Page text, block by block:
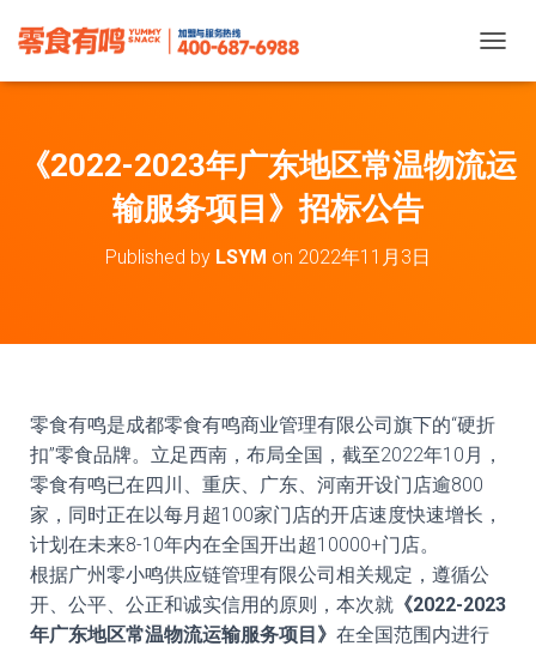
O
L
E
《2022-2023年广东地区常温物流运
输服务项目》招标公告
Published by LSYM on 2022年11月3日
零食有鸣是成都零食有鸣商业管理有限公司旗下的“硬折
扣”零食品牌。立足西南，布局全国，截至2022年10月，
零食有鸣已在四川、重庆、广东、河南开设门店逾800
家，同时正在以每月超100家门店的开店速度快速增长，
计划在未来8-10年内在全国开出超10000+门店。
根据广州零小鸣供应链管理有限公司相关规定，遵循公
开、公平、公正和诚实信用的原则，本次就 《2022-2023
年广东地区常温物流运输服务项目》 在全国范围内进行